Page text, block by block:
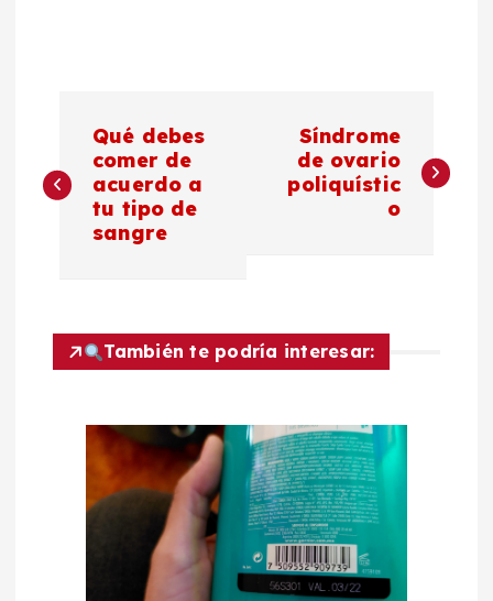
a
g
a
Qué debes
comer de
acuerdo a
tu tipo de
sangre
Síndrome
de ovario
poliquístic
o
También te podría interesar: